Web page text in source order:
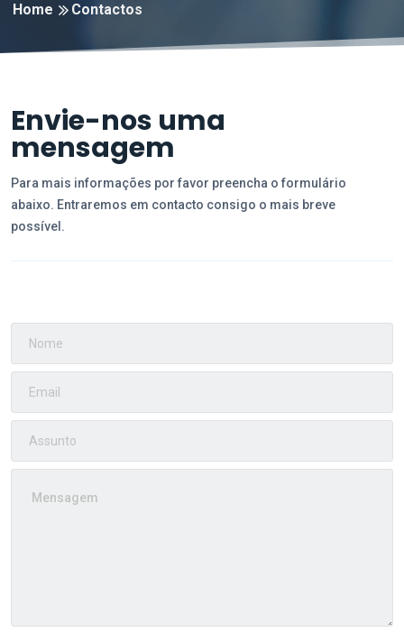
Home Contactos
Envie-nos uma
mensagem
Para mais informações por favor preencha o formulário
abaixo. Entraremos em contacto consigo o mais breve
possível.